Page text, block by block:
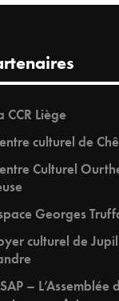
CCR Liège
culturel de
Culturel
Georges
culturel de
– L’Assemblée